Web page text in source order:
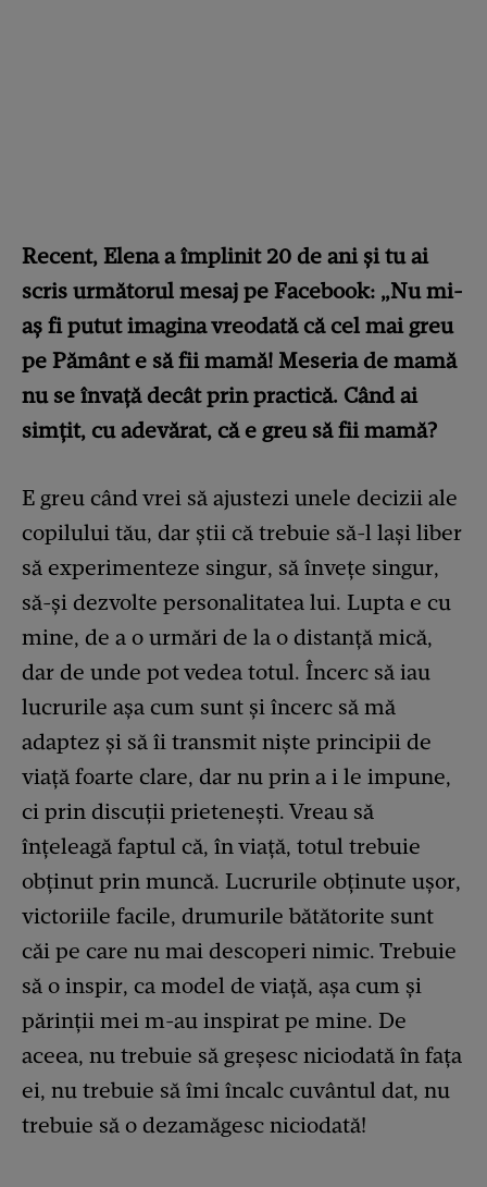
Recent, Elena a împlinit 20 de ani și tu ai
scris următorul mesaj pe Facebook: „Nu mi-
aş fi putut imagina vreodată că cel mai greu
pe Pământ e să fii mamă! Meseria de mamă
nu se învaţă decât prin practică. Când ai
simțit, cu adevărat, că e greu să fii mamă?
E greu când vrei să ajustezi unele decizii ale
copilului tău, dar știi că trebuie să-l lași liber
să experimenteze singur, să învețe singur,
să-și dezvolte personalitatea lui. Lupta e cu
mine, de a o urmări de la o distanță mică,
dar de unde pot vedea totul. Încerc să iau
lucrurile așa cum sunt și încerc să mă
adaptez şi să îi transmit nişte principii de
viaţă foarte clare, dar nu prin a i le impune,
ci prin discuţii prietenești. Vreau să
înţeleagă faptul că, în viață, totul trebuie
obţinut prin muncă. Lucrurile obținute uşor,
victoriile facile, drumurile bătătorite sunt
căi pe care nu mai descoperi nimic. Trebuie
să o inspir, ca model de viaţă, așa cum și
părinții mei m-au inspirat pe mine. De
aceea, nu trebuie să greşesc niciodată în faţa
ei, nu trebuie să îmi încalc cuvântul dat, nu
trebuie să o dezamăgesc niciodată!